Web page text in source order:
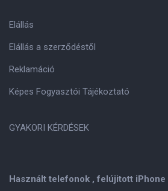
Használt telefonok , felújitott iPhone
Elállás
Elállás a szerződéstől
Reklamáció
Képes Fogyasztói Tájékoztató
GYAKORI KÉRDÉSEK